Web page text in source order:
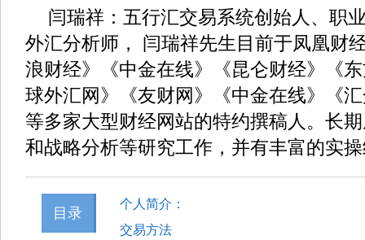
闫瑞祥：五行汇交易系统创始人、职
外汇分析师， 闫瑞祥先生目前于凤凰财
浪财经》《中金在线》《昆仑财经》《
球外汇网》《友财网》《中金在线》《
等多家大型财经网站的特约撰稿人。长
和战略分析等研究工作，并有丰富的实
目录
个人简介：
交易方法